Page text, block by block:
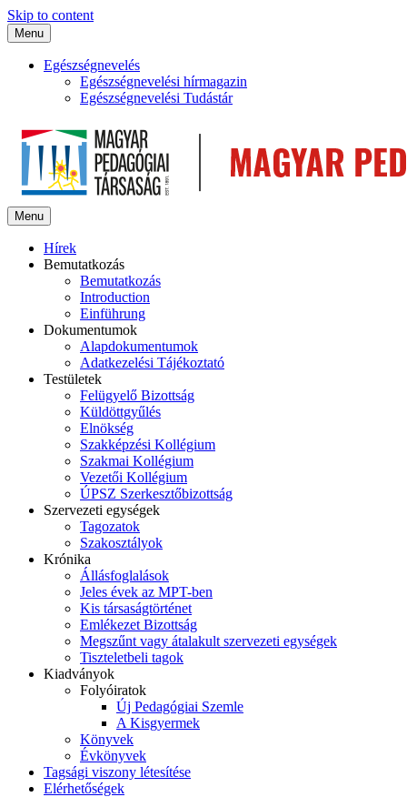
Skip to content
Menu
Egészségnevelés
Egészségnevelési hírmagazin
Egészségnevelési Tudástár
Menu
Hírek
Bemutatkozás
Bemutatkozás
Introduction
Einführung
Dokumentumok
Alapdokumentumok
Adatkezelési Tájékoztató
Testületek
Felügyelő Bizottság
Küldöttgyűlés
Elnökség
Szakképzési Kollégium
Szakmai Kollégium
Vezetői Kollégium
ÚPSZ Szerkesztőbizottság
Szervezeti egységek
Tagozatok
Szakosztályok
Krónika
Állásfoglalások
Jeles évek az MPT-ben
Kis társaságtörténet
Emlékezet Bizottság
Megszűnt vagy átalakult szervezeti egységek
Tiszteletbeli tagok
Kiadványok
Folyóiratok
Új Pedagógiai Szemle
A Kisgyermek
Könyvek
Évkönyvek
Tagsági viszony létesítése
Elérhetőségek